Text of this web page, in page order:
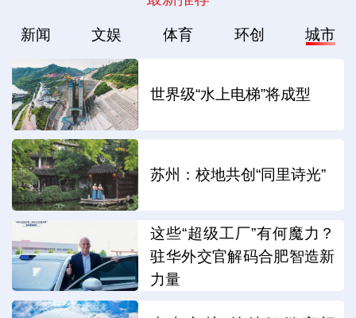
新闻 文娱 体育 环创 城市
世界级“水上电梯”将成型
苏州：校地共创“同里诗光”
这些“超级工厂”有何魔力？
驻华外交官解码合肥智造新
力量